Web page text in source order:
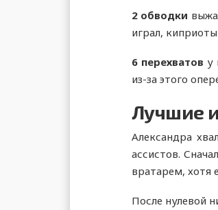
2 обводки
играл,
6 перехватов у
из-за этого
Лучшие
Александра
ассистов.
вратарем, хотя
После нулевой